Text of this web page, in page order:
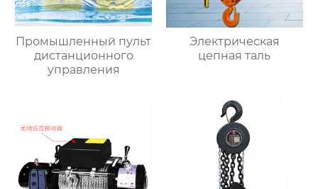
Промышленный пульт
дистанционного
управления
Электрическая
цепная таль